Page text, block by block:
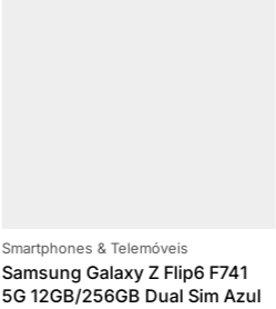
Smartphones & Telemóveis
Samsung Galaxy Z Flip6 F741
5G 12GB/256GB Dual Sim Azul